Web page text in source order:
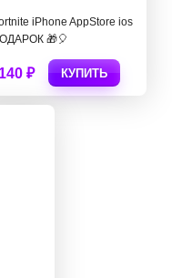
iPhone AppStore ios
🎁🎈
140 ₽ КУПИТЬ